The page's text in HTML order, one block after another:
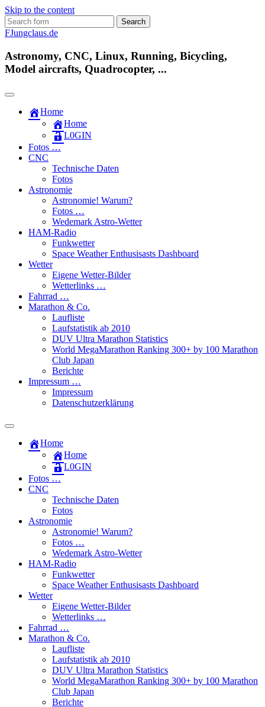
Skip to the content
Search
for:
FJungclaus.de
Astronomy, CNC, Linux, Running, Bicycling,
Model aircrafts, Quadrocopter, ...
Home
Home
L​0​​GIN
Fotos …
CNC
Technische Daten
Fotos
Astronomie
Astronomie! Warum?
Fotos …
Wedemark Astro-Wetter
HAM-Radio
Funkwetter
Space Weather Enthusisasts Dashboard
Wetter
Eigene Wetter-Bilder
Wetterlinks …
Fahrrad …
Marathon & Co.
Laufliste
Laufstatistik ab 2010
DUV Ultra Marathon Statistics
World MegaMarathon Ranking 300+ by 100 Marathon
Club Japan
Berichte
Impressum …
Impressum
Datenschutzerklärung
Toggle
field
Home
Home
L​0​​GIN
Fotos …
CNC
Technische Daten
Fotos
Astronomie
Astronomie! Warum?
Fotos …
Wedemark Astro-Wetter
HAM-Radio
Funkwetter
Space Weather Enthusisasts Dashboard
Wetter
Eigene Wetter-Bilder
Wetterlinks …
Fahrrad …
Marathon & Co.
Laufliste
Laufstatistik ab 2010
DUV Ultra Marathon Statistics
World MegaMarathon Ranking 300+ by 100 Marathon
Club Japan
Berichte